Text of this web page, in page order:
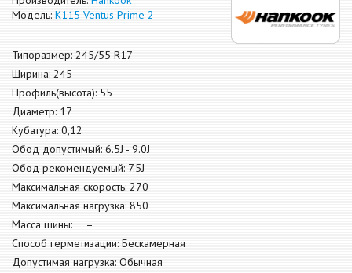
Модель: K115 Ventus Prime 2
Типоразмер: 245/55 R17
Ширина: 245
Профиль(высота): 55
Диаметр: 17
Кубатура: 0,12
Обод допустимый: 6.5J - 9.0J
Обод рекомендуемый: 7.5J
Максимальная скорость: 270
Максимальная нагрузка: 850
Масса шины: –
Способ герметизации: Бескамерная
Допустимая нагрузка: Обычная